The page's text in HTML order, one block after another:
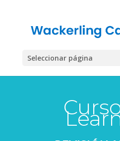
Seleccionar página